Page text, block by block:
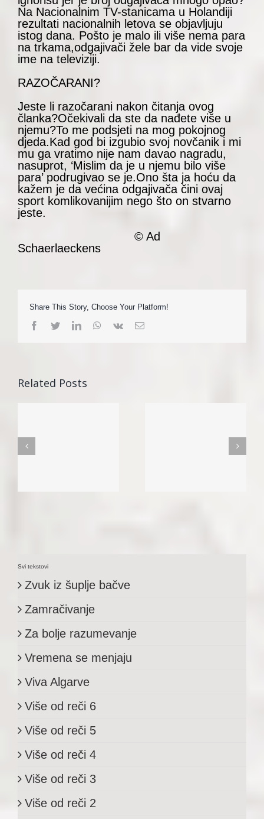
Na Nacionalnim TV-stanicama u Holandiji
rezultati nacionalnih letova se objavljuju
istog dana. Pošto je malo ili više nema para
na trkama,odgajivači žele bar da vide svoje
ime na televiziji.
RAZOČARANI?
Jeste li razočarani nakon čitanja ovog
članka?Očekivali da ste da nađete više u
njemu?To me podsjeti na mog pokojnog
djeda.Kad god bi izgubio svoj novčanik i mi
mu ga vratimo nije nam davao nagradu,
nasuprot, ‘Mislim da je u njemu bilo više
para’ podrugivao se je.Ono šta ja hoću da
kažem je da većina odgajivača čini ovaj
sport komlikovanijim nego što on stvarno
jeste.
© Ad
Schaerlaeckens
Share This Story, Choose Your Platform!
Facebook
TwitterLinkedInWhatsApp
Vk Email
Related Posts
Za bolje razumevanje
Svi tekstovi
Zvuk iz šuplje bačve
Zamračivanje
Za bolje razumevanje
Vremena se menjaju
Viva Algarve
Više od reči 6
Više od reči 5
Više od reči 4
Više od reči 3
Više od reči 2